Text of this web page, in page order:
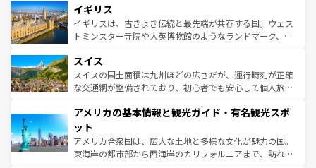
香り高いラベンダー畑など、多彩な楽しみ方が可能だ。さ
らに、パリ以外の地域にも魅力が溢れており、どの街角に
も豊かな歴史と文化が息づいている。パリ以外の個性あふ
を参照してほしい。
顔を持つこの国は、どこを歩いても飽きることがない。ベ
ルリンの文化的活気、バイエルン州のアルプスの絶景、そ
してライン川沿いのワイン畑といった風景は必見。ビール
は、お酒好きな人にはぜひ体験してほしい。 なお、新着の
ドイツ情報はコンテンツ一覧を参照してほしい。
イギリス
イギリスは、古きよき伝統と最先端が共存する国。ウェス
トミンスター寺院や大英博物館のようなランドマーク、歴
リアごとに異なる魅力がある。また、優雅なアフタヌーン
ティー、ビール好きにはたまらない英国パブ、サッカー観
戦など、本場だからこそできる体験も豊富。イギリスを旅
ンツ一覧を参照してほしい。
スイス
スイスの国土面積は九州ほどの広さだが、運行時刻が正確
な交通網が整備されており、初心者でも安心して個人旅行
の建物がそのまま残る町や、スイスならではのユニークな
博物館もあり、アルプス観光だけでなく町歩きも満喫する
ことができる。国民の所得が高いため物価も高いが、旅行
者向けの交通パス提供のサービスもあり、うまく活用すれ
アメリカの基本情報と観光ガイド・有名観光スポ
ット
アメリカ合衆国は、広大な土地と多様な文化が魅力の国。
東海岸の都市部から西海岸のカリフォルニアまで、訪れる